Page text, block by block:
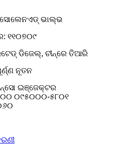
ସୋଲେନଏଡ୍ ଭାଲ୍ଭ
୧୧୦୭୦୯
ଡିଜେଲ୍, ଚୀନ୍‌ରେ ତିଆରି
ନୂତନ
ଇଞ୍ଜେକ୍ଟର
୦୯୫୦୦୦-୫୮୦୧